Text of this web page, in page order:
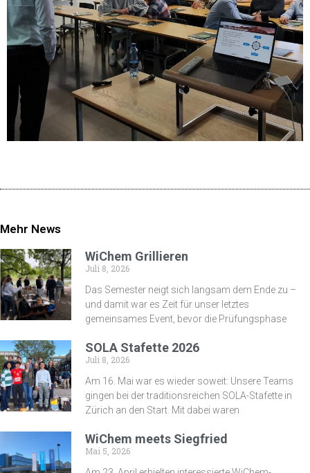
Mehr News
WiChem Grillieren
Juli 8, 2026
Das Semester neigt sich langsam dem Ende zu –
und damit war es Zeit für unser letztes
gemeinsames Event, bevor die Prüfungsphase
SOLA Stafette 2026
Juli 8, 2026
Am 16. Mai war es wieder soweit: Unsere Teams
gingen bei der traditionsreichen SOLA-Stafette in
Zürich an den Start. Mit dabei waren
WiChem meets Siegfried
Mai 5, 2026